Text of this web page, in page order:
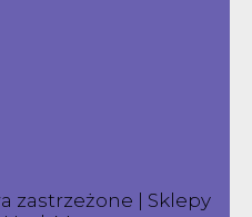
zastrzeżone | Sklepy